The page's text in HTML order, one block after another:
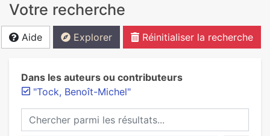
Votre recherche
Aide Explorer Réinitialiser la recherche
Dans les auteurs ou contributeurs
"Tock, Benoît-Michel"
Chercher parmi les résultats...